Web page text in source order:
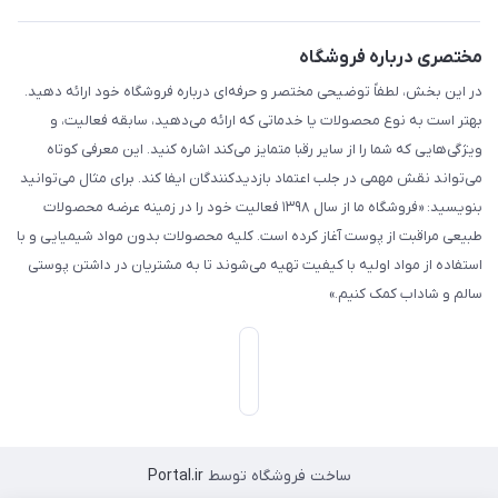
مختصری درباره فروشگاه
در این بخش، لطفاً توضیحی مختصر و حرفه‌ای درباره فروشگاه خود ارائه دهید.
بهتر است به نوع محصولات یا خدماتی که ارائه می‌دهید، سابقه فعالیت، و
ویژگی‌هایی که شما را از سایر رقبا متمایز می‌کند اشاره کنید. این معرفی کوتاه
می‌تواند نقش مهمی در جلب اعتماد بازدیدکنندگان ایفا کند. برای مثال می‌توانید
بنویسید: «فروشگاه ما از سال ۱۳۹۸ فعالیت خود را در زمینه عرضه محصولات
طبیعی مراقبت از پوست آغاز کرده است. کلیه محصولات بدون مواد شیمیایی و با
استفاده از مواد اولیه با کیفیت تهیه می‌شوند تا به مشتریان در داشتن پوستی
سالم و شاداب کمک کنیم.»
ساخت فروشگاه توسطPortal.ir